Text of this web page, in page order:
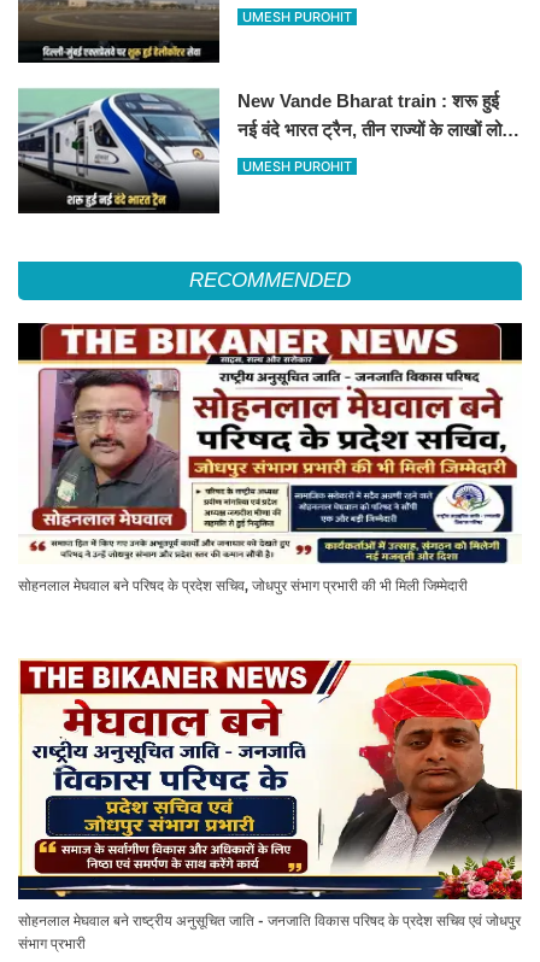
हेलीकॉप्टर सर्विस से तुरंत घायल पहुंचेगा
UMESH PUROHIT
New Vande Bharat train : शरू हुई
नई वंदे भारत ट्रैन, तीन राज्यों के लाखों लोगों
का सफर होगा आसान, देखें पूरा रूटमैप
UMESH PUROHIT
RECOMMENDED
सोहनलाल मेघवाल बने परिषद के प्रदेश सचिव, जोधपुर संभाग प्रभारी की भी मिली जिम्मेदारी
सोहनलाल मेघवाल बने राष्ट्रीय अनुसूचित जाति - जनजाति विकास परिषद के प्रदेश सचिव एवं जोधपुर
संभाग प्रभारी